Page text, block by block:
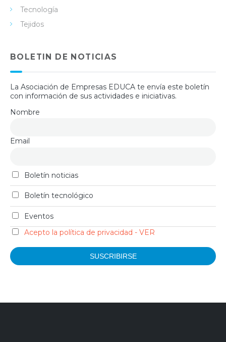
Tecnología
Tejidos
BOLETIN DE NOTICIAS
La Asociación de Empresas EDUCA te envía este boletín
con información de sus actividades e iniciativas.
Nombre
Email
Boletín noticias
Boletín tecnológico
Eventos
Acepto la política de privacidad - VER